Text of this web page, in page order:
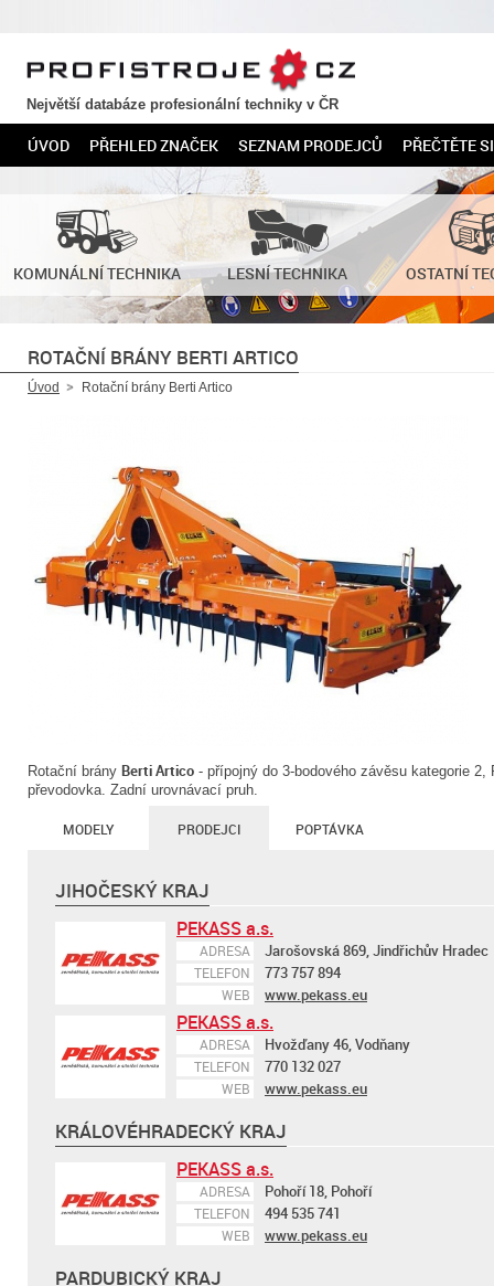
PROFISTROJE.CZ
Největší databáze profesionální techniky v ČR
ÚVOD PŘEHLED ZNAČEK SEZNAM PRODEJCŮ PŘEČTĚTE SI
KOMUNÁLNÍ TECHNIKA LESNÍ TECHNIKA OSTATNÍ
ROTAČNÍ BRÁNY BERTI ARTICO
Úvod Rotační brány Berti Artico
Rotační brány Berti Artico - přípojný do 3-bodového závěsu kategorie
převodovka. Zadní urovnávací pruh.
MODELY PRODEJCI POPTÁVKA
JIHOČESKÝ KRAJ
PEKASS a.s.
ADRESA Jarošovská 869, Jindřichův Hradec
TELEFON 773 757 894
WEB www.pekass.eu
PEKASS a.s.
ADRESA Hvožďany 46, Vodňany
TELEFON 770 132 027
WEB www.pekass.eu
KRÁLOVÉHRADECKÝ KRAJ
PEKASS a.s.
ADRESA Pohoří 18, Pohoří
TELEFON 494 535 741
WEB www.pekass.eu
PARDUBICKÝ KRAJ